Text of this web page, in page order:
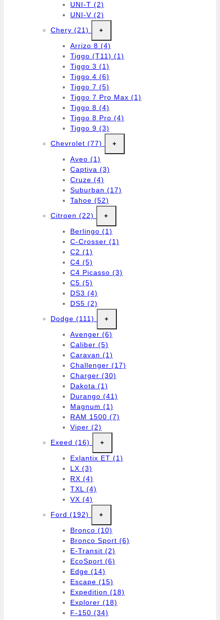
UNI-T (2)
UNI-V (2)
Chery (21) +
Arrizo 8 (4)
Tiggo (T11) (1)
Tiggo 3 (1)
Tiggo 4 (6)
Tiggo 7 (5)
Tiggo 7 Pro Max (1)
Tiggo 8 (4)
Tiggo 8 Pro (4)
Tiggo 9 (3)
Chevrolet (77) +
Aveo (1)
Captiva (3)
Cruze (4)
Suburban (17)
Tahoe (52)
Citroen (22) +
Berlingo (1)
C-Crosser (1)
C2 (1)
C4 (5)
C4 Picasso (3)
C5 (5)
DS3 (4)
DS5 (2)
Dodge (111) +
Avenger (6)
Caliber (5)
Caravan (1)
Challenger (17)
Charger (30)
Dakota (1)
Durango (41)
Magnum (1)
RAM 1500 (7)
Viper (2)
Exeed (16) +
Exlantix ET (1)
LX (3)
RX (4)
TXL (4)
VX (4)
Ford (192) +
Bronco (10)
Bronco Sport (6)
E-Transit (2)
EcoSport (6)
Edge (14)
Escape (15)
Expedition (18)
Explorer (18)
F-150 (34)